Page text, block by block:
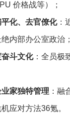
价格战等）；
化、去官僚化：
内部办公室政治；
斗文化：全员极
家独特管理 ：融
应对方法36氪。